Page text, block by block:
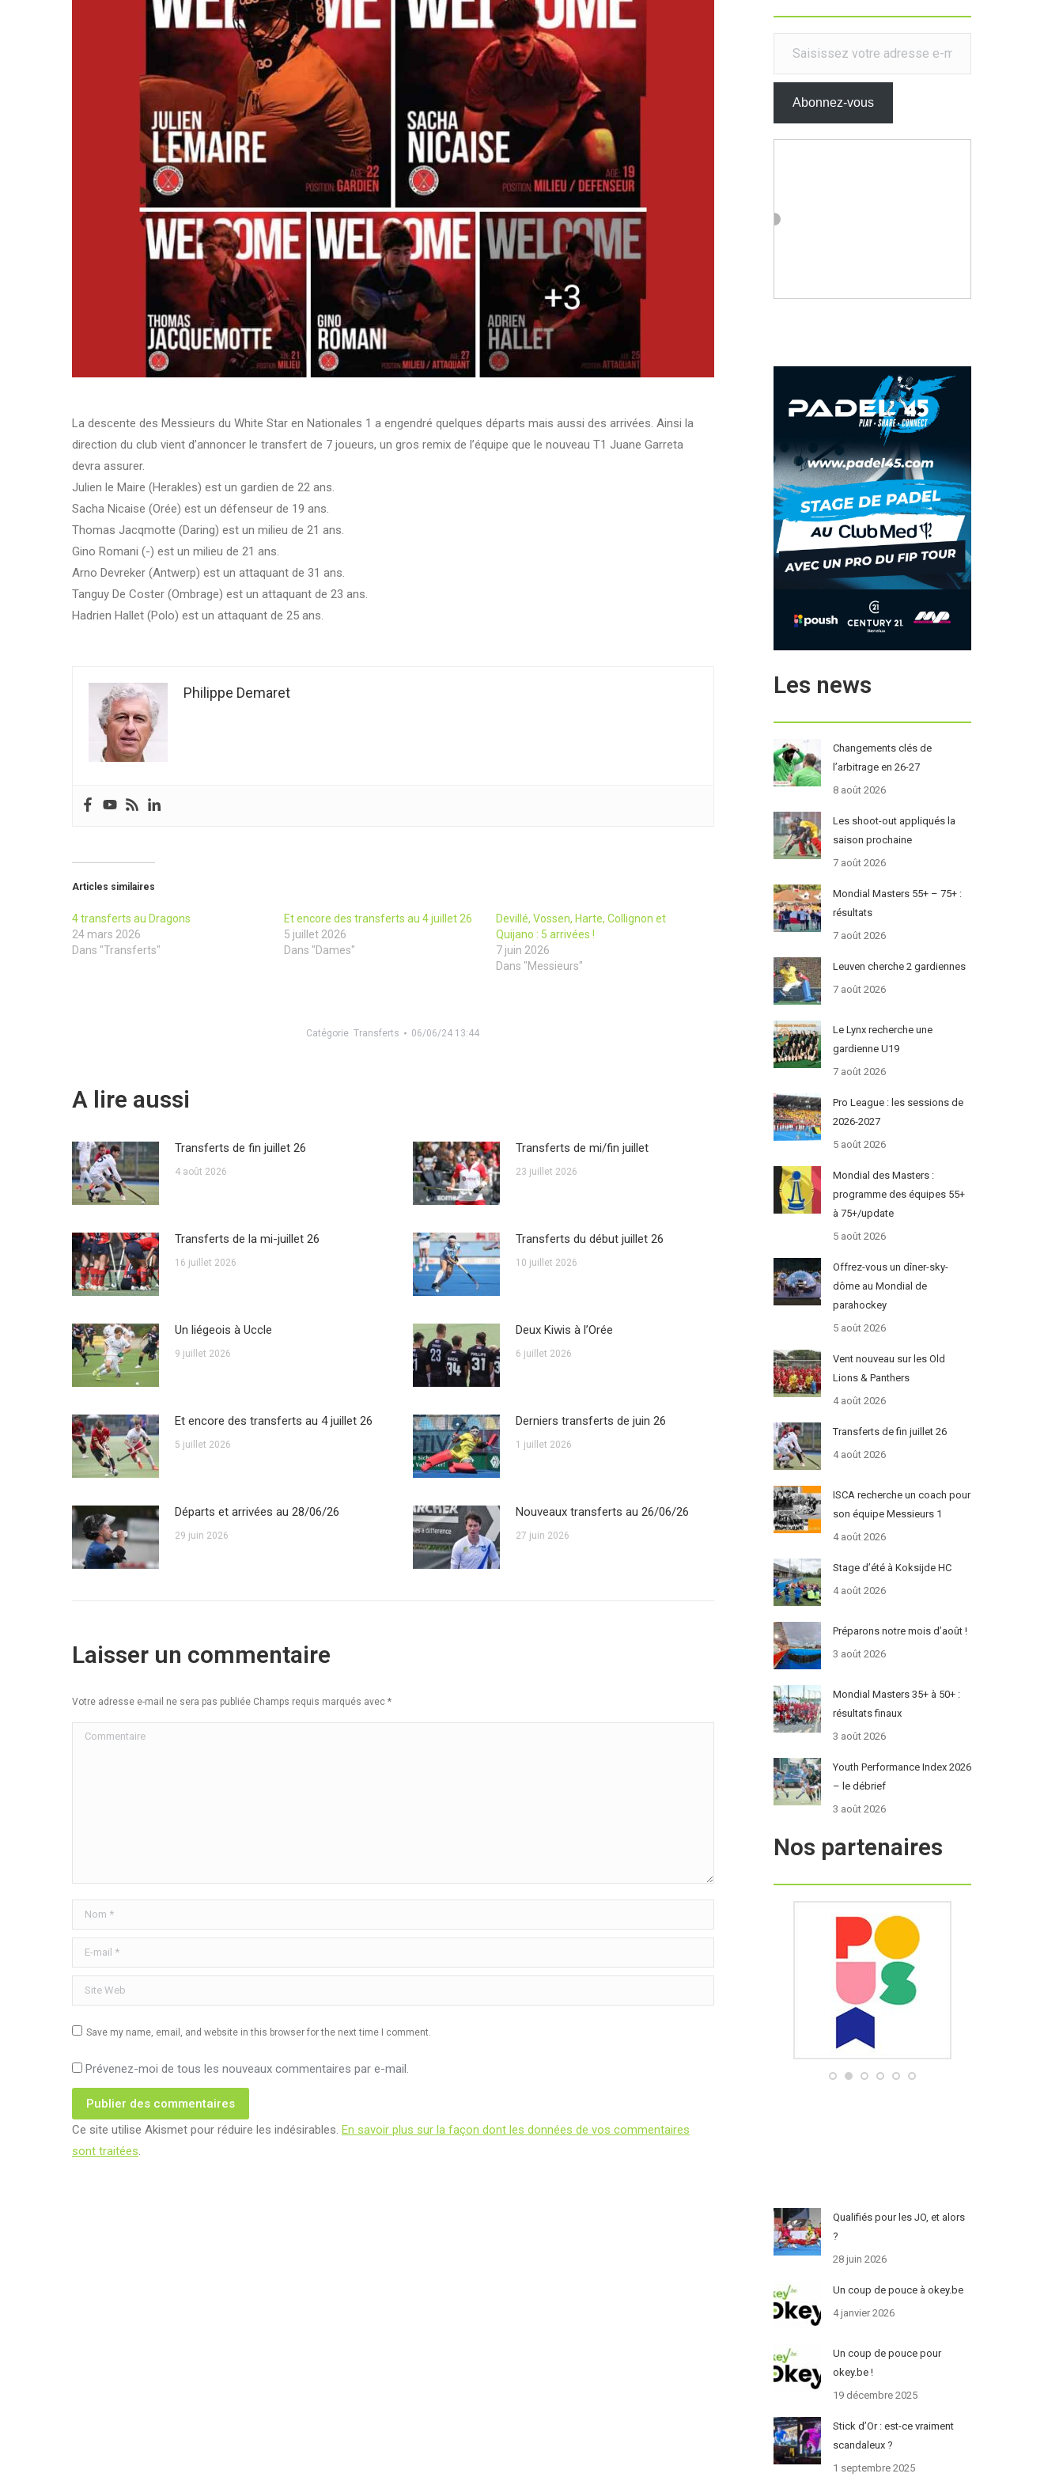
La descente des Messieurs du White Star en Nationales 1 a engendré quelques départs mais aussi des arrivées. Ainsi la
direction du club vient d’annoncer le transfert de 7 joueurs, un gros remix de l’équipe que le nouveau T1 Juane Garreta
devra assurer.
Julien le Maire (Herakles) est un gardien de 22 ans.
Sacha Nicaise (Orée) est un défenseur de 19 ans.
Thomas Jacqmotte (Daring) est un milieu de 21 ans.
Gino Romani (-) est un milieu de 21 ans.
Arno Devreker (Antwerp) est un attaquant de 31 ans.
Tanguy De Coster (Ombrage) est un attaquant de 23 ans.
Hadrien Hallet (Polo) est un attaquant de 25 ans.
Philippe Demaret
Articles similaires
4 transferts au Dragons
24 mars 2026
Dans "Transferts"
Et encore des transferts au 4 juillet 26
5 juillet 2026
Dans "Dames"
Devillé, Vossen, Harte, Collignon et
Quijano : 5 arrivées !
7 juin 2026
Dans "Messieurs"
CatégorieTransferts 06/06/24 13:44
A lire aussi
Transferts de fin juillet 26
4 août 2026
Transferts de mi/fin juillet
23 juillet 2026
Transferts de la mi-juillet 26
16 juillet 2026
Transferts du début juillet 26
10 juillet 2026
Un liégeois à Uccle
9 juillet 2026
Deux Kiwis à l’Orée
6 juillet 2026
Et encore des transferts au 4 juillet 26
5 juillet 2026
Derniers transferts de juin 26
1 juillet 2026
Départs et arrivées au 28/06/26
29 juin 2026
Nouveaux transferts au 26/06/26
27 juin 2026
Laisser un commentaire
Votre adresse e-mail ne sera pas publiée Champs requis marqués avec *
Commentaire
Nom *
E-mail *
Site Web
Save my name, email, and website in this browser for the next time I comment.
Prévenez-moi de tous les nouveaux commentaires par e-mail.
Publier des commentaires
Ce site utilise Akismet pour réduire les indésirables. En savoir plus sur la façon dont les données de vos commentaires
sont traitées.
Saisissez votre adresse e-mail…
Abonnez-vous
Les news
Changements clés de
l’arbitrage en 26-27
8 août 2026
Les shoot-out appliqués la
saison prochaine
7 août 2026
Mondial Masters 55+ – 75+ :
résultats
7 août 2026
Leuven cherche 2 gardiennes
7 août 2026
Le Lynx recherche une
gardienne U19
7 août 2026
Pro League : les sessions de
2026-2027
5 août 2026
Mondial des Masters :
programme des équipes 55+
à 75+/update
5 août 2026
Offrez-vous un dîner-sky-
dôme au Mondial de
parahockey
5 août 2026
Vent nouveau sur les Old
Lions & Panthers
4 août 2026
Transferts de fin juillet 26
4 août 2026
ISCA recherche un coach pour
son équipe Messieurs 1
4 août 2026
Stage d’été à Koksijde HC
4 août 2026
Préparons notre mois d’août !
3 août 2026
Mondial Masters 35+ à 50+ :
résultats finaux
3 août 2026
Youth Performance Index 2026
– le débrief
3 août 2026
Nos partenaires
Qualifiés pour les JO, et alors
?
28 juin 2026
Un coup de pouce à okey.be
4 janvier 2026
Un coup de pouce pour
okey.be !
19 décembre 2025
Stick d’Or : est-ce vraiment
scandaleux ?
1 septembre 2025